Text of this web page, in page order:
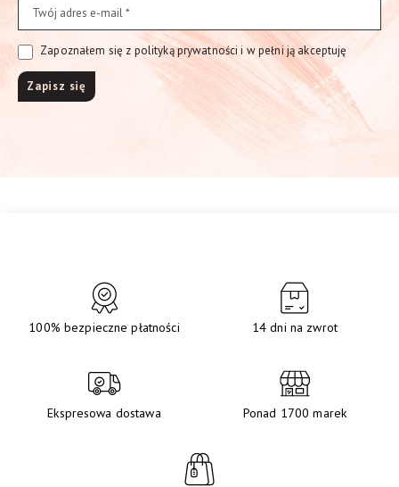
Zapoznałem się z polityką prywatności i w pełni ją akceptuję
100% bezpieczne płatności 14 dni na zwrot
Ekspresowa dostawa Ponad 1700 marek